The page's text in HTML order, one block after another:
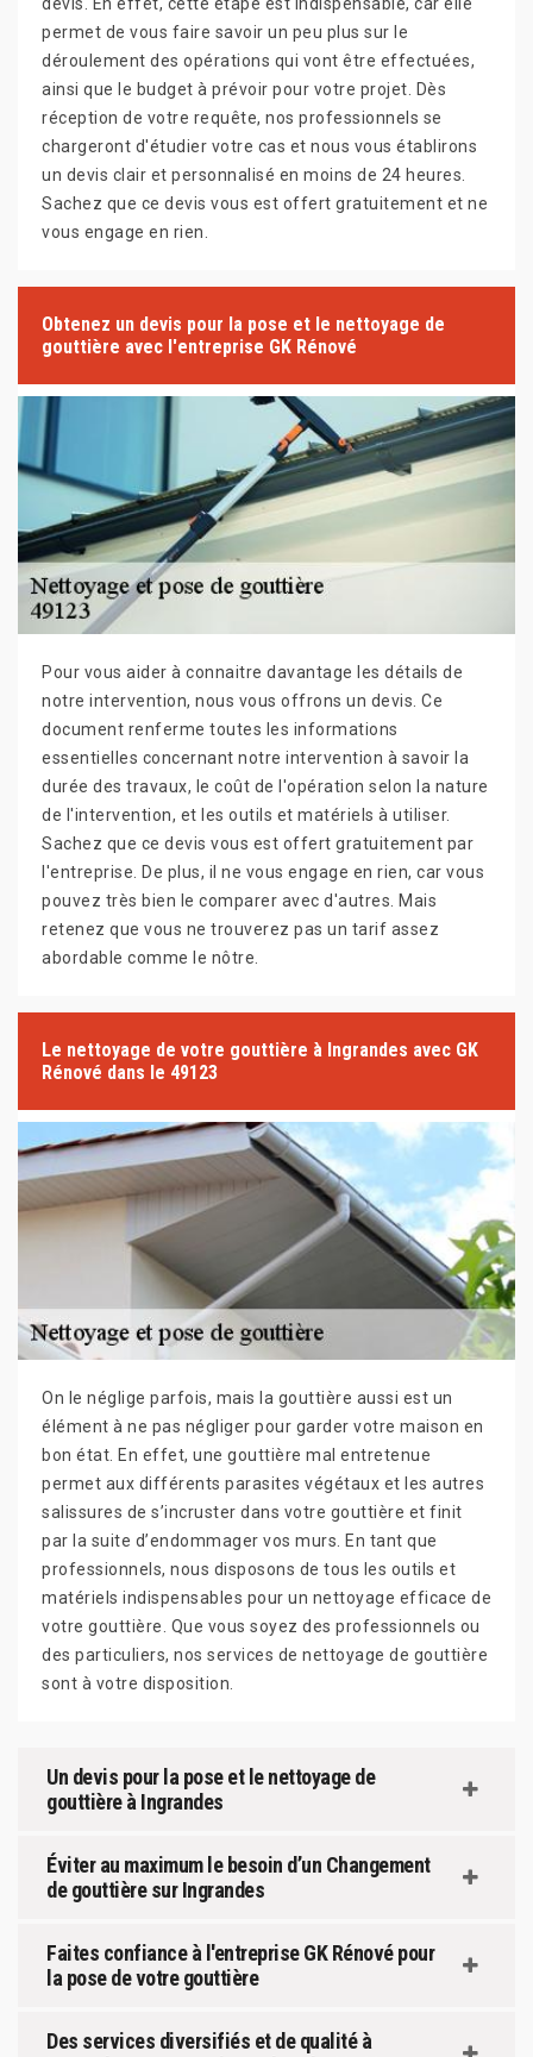
devis. En effet, cette étape est indispensable, car elle
permet de vous faire savoir un peu plus sur le
déroulement des opérations qui vont être effectuées,
ainsi que le budget à prévoir pour votre projet. Dès
réception de votre requête, nos professionnels se
chargeront d'étudier votre cas et nous vous établirons
un devis clair et personnalisé en moins de 24 heures.
Sachez que ce devis vous est offert gratuitement et ne
vous engage en rien.
Obtenez un devis pour la pose et le nettoyage de
gouttière avec l'entreprise GK Rénové
Pour vous aider à connaitre davantage les détails de
notre intervention, nous vous offrons un devis. Ce
document renferme toutes les informations
essentielles concernant notre intervention à savoir la
durée des travaux, le coût de l'opération selon la nature
de l'intervention, et les outils et matériels à utiliser.
Sachez que ce devis vous est offert gratuitement par
l'entreprise. De plus, il ne vous engage en rien, car vous
pouvez très bien le comparer avec d'autres. Mais
retenez que vous ne trouverez pas un tarif assez
abordable comme le nôtre.
Le nettoyage de votre gouttière à Ingrandes avec GK
Rénové dans le 49123
On le néglige parfois, mais la gouttière aussi est un
élément à ne pas négliger pour garder votre maison en
bon état. En effet, une gouttière mal entretenue
permet aux différents parasites végétaux et les autres
salissures de s’incruster dans votre gouttière et finit
par la suite d’endommager vos murs. En tant que
professionnels, nous disposons de tous les outils et
matériels indispensables pour un nettoyage efficace de
votre gouttière. Que vous soyez des professionnels ou
des particuliers, nos services de nettoyage de gouttière
sont à votre disposition.
Un devis pour la pose et le nettoyage de
gouttière à Ingrandes
Éviter au maximum le besoin d’un Changement
de gouttière sur Ingrandes
Faites confiance à l'entreprise GK Rénové pour
la pose de votre gouttière
Des services diversifiés et de qualité à